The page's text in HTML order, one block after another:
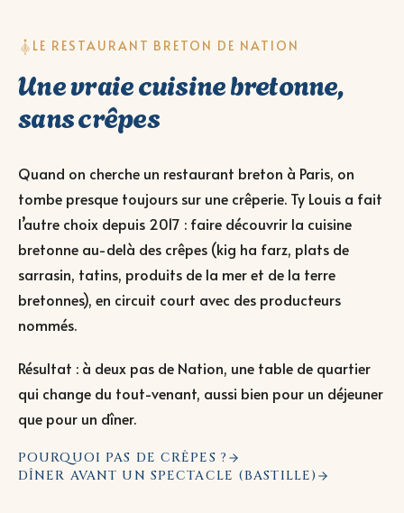
LE RESTAURANT BRETON DE NATION
Une vraie cuisine bretonne,
sans crêpes
Quand on cherche un restaurant breton à Paris, on
tombe presque toujours sur une crêperie. Ty Louis a fait
l’autre choix depuis 2017 : faire découvrir la cuisine
bretonne au-delà des crêpes (kig ha farz, plats de
sarrasin, tatins, produits de la mer et de la terre
bretonnes), en circuit court avec des producteurs
nommés.
Résultat : à deux pas de Nation, une table de quartier
qui change du tout-venant, aussi bien pour un déjeuner
que pour un dîner.
POURQUOI PAS DE CRÊPES ?
DÎNER AVANT UN SPECTACLE (BASTILLE)